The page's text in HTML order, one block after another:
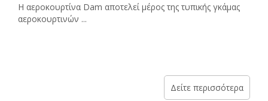
Η αεροκουρτίνα Dam αποτελεί μέρος της τυπικής γκάμας
αεροκουρτινών ...
Δείτε περισσότερα